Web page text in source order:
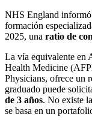
NHS England informó
formación
2025, una ratio de
La vía equivalente en
Health Medicine
Physicians, ofrece un
graduado puede
de 3 años. No existe
se basa en un